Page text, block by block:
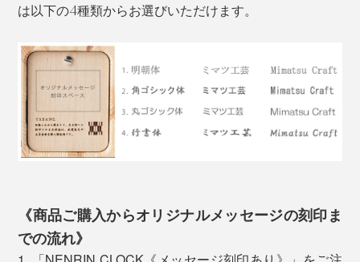
『NENRIN CLOCK』の模様は、古来から縁起がいいと
「HAMON（波紋）」の2種類です。
は以下の4種類からお選びいただけます。
《商品ご購入からオリジナルメッセージの刻印ま
での流れ》